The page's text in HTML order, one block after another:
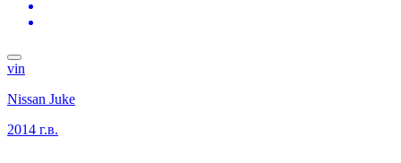
vin
Nissan Juke
2014 г.в.